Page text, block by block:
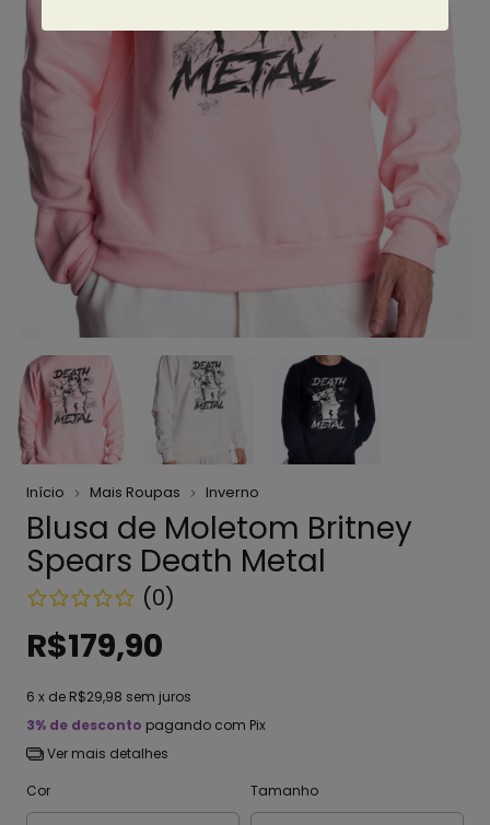
Início Mais Roupas Inverno
Blusa de Moletom Britney
Spears Death Metal
(0)
R$179,90
6 x de R$29,98 sem juros
3% de desconto pagando com Pix
Ver mais detalhes
Cor
Tamanho